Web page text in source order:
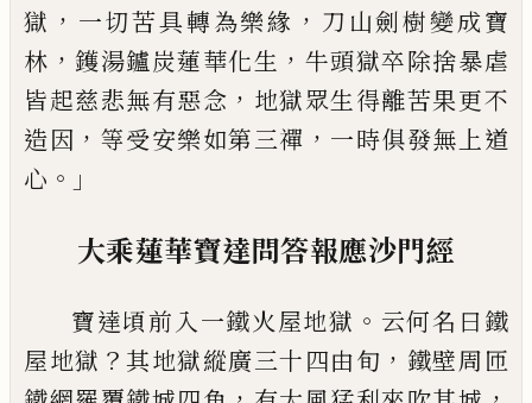
獄 ， 一切苦具轉為樂緣 ， 刀山劍樹變成寶
林 ，鑊湯鑪炭蓮華化生 ， 牛頭獄卒除捨暴虐
皆起慈悲無有惡念 ， 地獄眾生得離苦果更不
造因 ， 等受安樂如第三禪 ， 一時俱發無上道
心 。」
大乘蓮華寶達問答報應沙門經
寶達頃前入一鐵火屋地獄 。 云何名曰鐵
屋地獄 ？其地獄縱廣三十四由旬 ， 鐵壁周匝